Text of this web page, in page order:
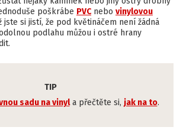
poškrábe PVCnebo vinylovou
jste si jistí, že pod květináčem není žádná
podlahu můžou i ostré hrany
TIP
sadu na vinyla přečtěte si, jak na to.